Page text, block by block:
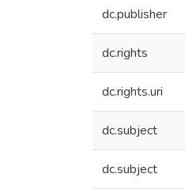
dc.publisher
dc.rights
dc.rights.uri
dc.subject
dc.subject